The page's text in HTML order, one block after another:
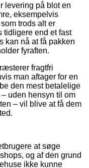
levering på blot en
eksempelvis
trods alt er
tidligere end et fast
kan nå at få pakken
fyraften.
fragtfri
man aftager for en
den mest betalelige
uden hensyn til om
– vil blive at få dem
at søge
og af den grund
ikke kunne